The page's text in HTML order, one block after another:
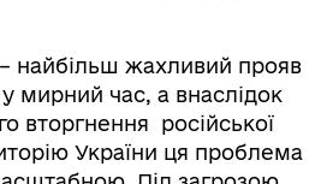
найбільш жахливий прояв
мирний час, а внаслідок
вторгнення російської
України ця проблема